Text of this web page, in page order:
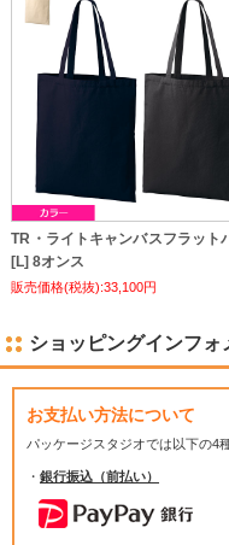
TR・ライトキャンバスフラット
[L] 8オンス
販売価格(税抜):33,100円
ショッピングインフォ
お支払い方法について
パッケージスタジオでは以下の4
・ 銀行振込（前払い）